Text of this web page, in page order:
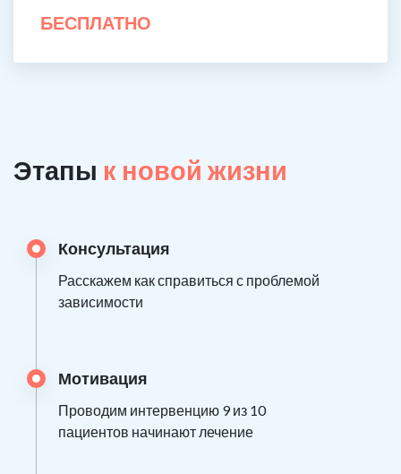
БЕСПЛАТНО
Этапы к новой жизни
Консультация
Расскажем как справиться с проблемой
зависимости
Мотивация
Проводим интервенцию 9 из 10
пациентов начинают лечение